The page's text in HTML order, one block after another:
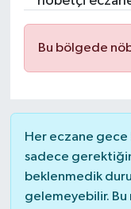
Bu bölgede
Her eczane gece
sadece
beklenmedik
gelemeyebilir. Bu
Resmi İlanlar